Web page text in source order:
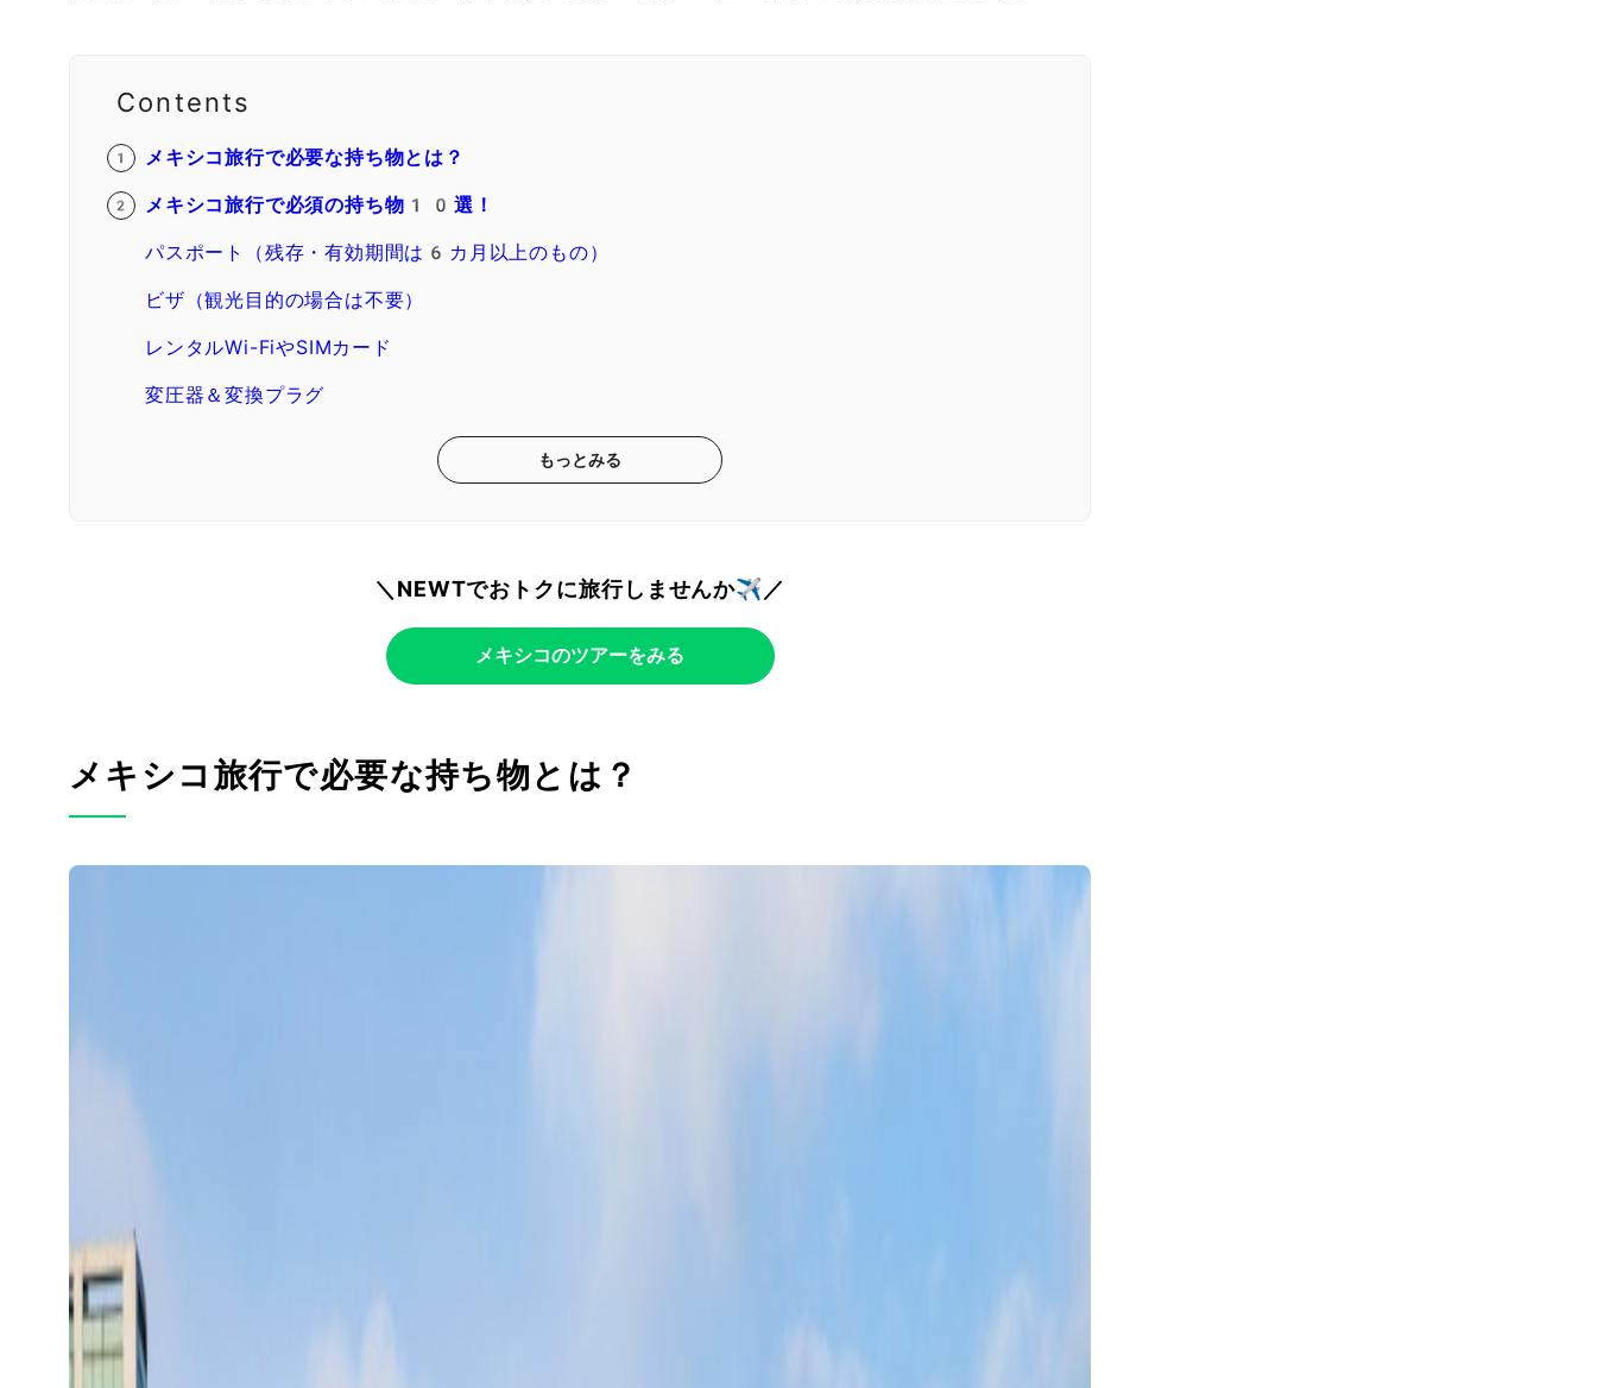
Contents
メキシコ旅行で必要な持ち物とは？
メキシコ旅行で必須の持ち物10選！
パスポート（残存・有効期間は6カ月以上のもの）
ビザ（観光目的の場合は不要）
レンタルWi-FiやSIMカード
変圧器＆変換プラグ
もっとみる
＼NEWTでおトクに旅行しませんか✈️／
メキシコのツアーをみる
メキシコ旅行で必要な持ち物とは？